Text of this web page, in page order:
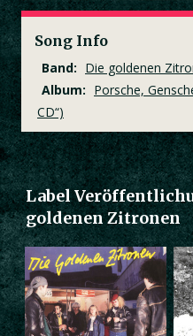
Song Info
Band: Die goldenen
Album: Porsche,
CD“)
Label
goldenen Zitronen